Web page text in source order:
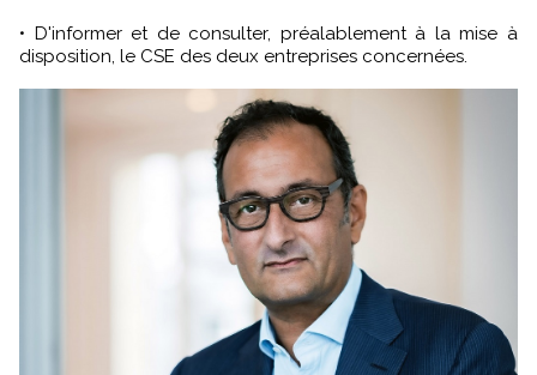
• D'informer et de consulter, préalablement à la mise à
disposition, le CSE des deux entreprises concernées.